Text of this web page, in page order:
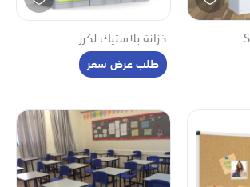
خزانة بلاستيك لكرز...
طلب عرض سعر